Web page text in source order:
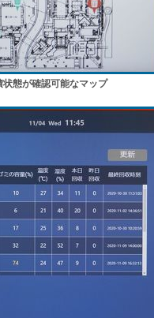
態が確認可能なマップ